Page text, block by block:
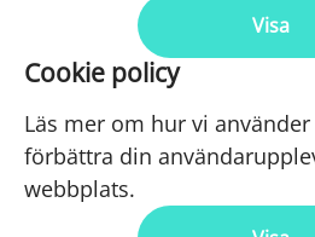
Visa
Cookie policy
Läs mer om hur vi
förbättra din
webbplats.